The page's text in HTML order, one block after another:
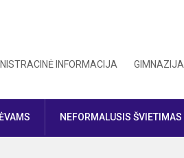
INFORMACIJA GIMNAZIJA
NEFORMALUSIS ŠVIETIMAS